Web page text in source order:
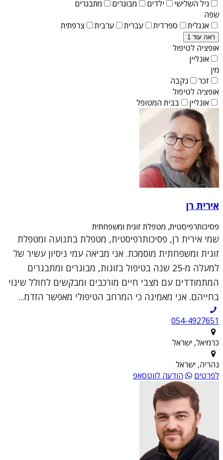
גיל השלישי
ילדים מבוגרים
מתבגרים
שפה
אנגלית
ספרדית עברית ערבית צרפתית
ראה עוד 1
אופציה לטיפול
אונליין
מין
זכר
נקבה
אופציה לטיפול
אונליין
בבית המטופל
אירית רן
פסיכותרפיסטית, מטפלת זוגית ומשפחתית
שמי אירית רן, פסיכותרפיסטית, מטפלת בתנועה ומטפלת
זוגית ומשפחתית מוסמכת. אני מביאה עמי ניסיון עשיר של
למעלה מ-25 שנה בטיפול בזוגות, מבוגרים ומתבגרים
המתמודדים עם מצבי חיים מורכבים ומבקשים לחולל שינוי
בחייהם. אני מאמינה כי המרחב הטיפולי מאפשר הזדמ...
054-4927651
כרמיאל, ישראל
נהריה, ישראל
לפרטים
הודעה לווטסאפ